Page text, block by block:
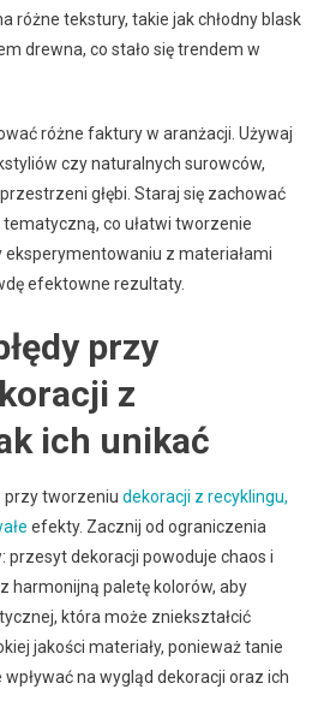
różne tekstury, takie jak chłodny blask
drewna, co stało się trendem w
różne faktury w aranżacji. Używaj
czy naturalnych surowców,
głębi. Staraj się zachować
co ułatwi tworzenie
z materiałami
efektowne rezultaty.
przy
z
ich unikać
przy tworzeniu dekoracji z recyklingu,
efekty. Zacznij od ograniczenia
przesyt dekoracji powoduje chaos i
harmonijną paletę kolorów, aby
która może zniekształcić
jakości materiały, ponieważ tanie
na wygląd dekoracji oraz ich